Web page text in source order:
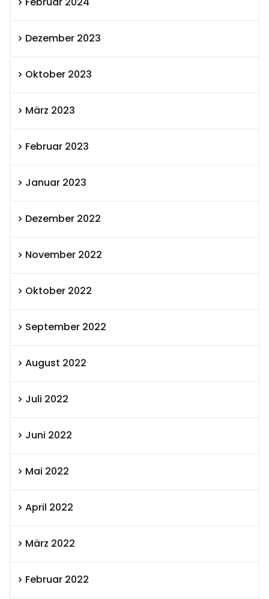
Dezember 2023
Oktober 2023
März 2023
Februar 2023
Januar 2023
Dezember 2022
November 2022
Oktober 2022
September 2022
August 2022
Juli 2022
Juni 2022
Mai 2022
April 2022
März 2022
Februar 2022